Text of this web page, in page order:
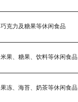
巧克力及糖果等休闲食品
米果、糖果、饮料等休闲食品
果冻、海苔、奶茶等休闲食品